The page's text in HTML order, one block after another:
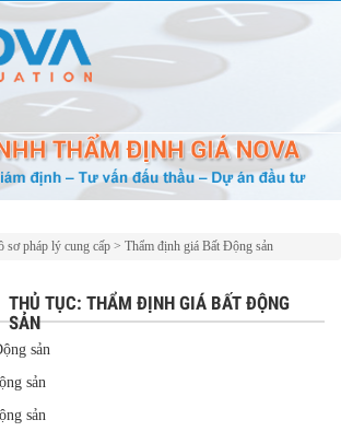
sơ pháp lý cung cấp > Thẩm định giá Bất Động sản
THỦ TỤC: THẨM ĐỊNH GIÁ BẤT ĐỘNG
SẢN
sản
sản
sản